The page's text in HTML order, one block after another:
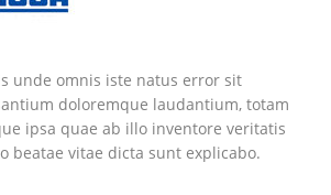
unde omnis iste natus error sit
doloremque laudantium, totam
ipsa quae ab illo inventore veritatis
beatae vitae dicta sunt explicabo.